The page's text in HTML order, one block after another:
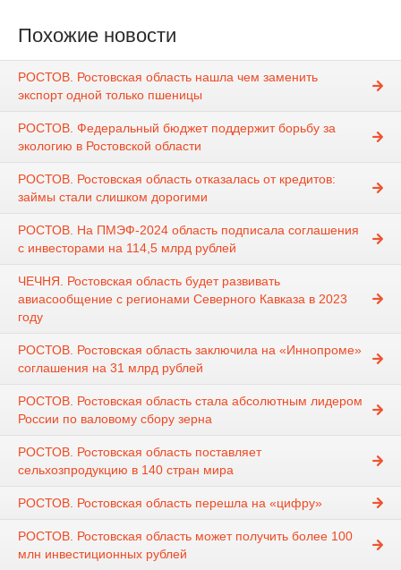
Похожие новости
РОСТОВ. Ростовская область нашла чем заменить
экспорт одной только пшеницы
РОСТОВ. Федеральный бюджет поддержит борьбу за
экологию в Ростовской области
РОСТОВ. Ростовская область отказалась от кредитов:
займы стали слишком дорогими
РОСТОВ. На ПМЭФ-2024 область подписала соглашения
с инвесторами на 114,5 млрд рублей
ЧЕЧНЯ. Ростовская область будет развивать
авиасообщение с регионами Северного Кавказа в 2023
году
РОСТОВ. Ростовская область заключила на «Иннопроме»
соглашения на 31 млрд рублей
РОСТОВ. Ростовская область стала абсолютным лидером
России по валовому сбору зерна
РОСТОВ. Ростовская область поставляет
сельхозпродукцию в 140 стран мира
РОСТОВ. Ростовская область перешла на «цифру»
РОСТОВ. Ростовская область может получить более 100
млн инвестиционных рублей